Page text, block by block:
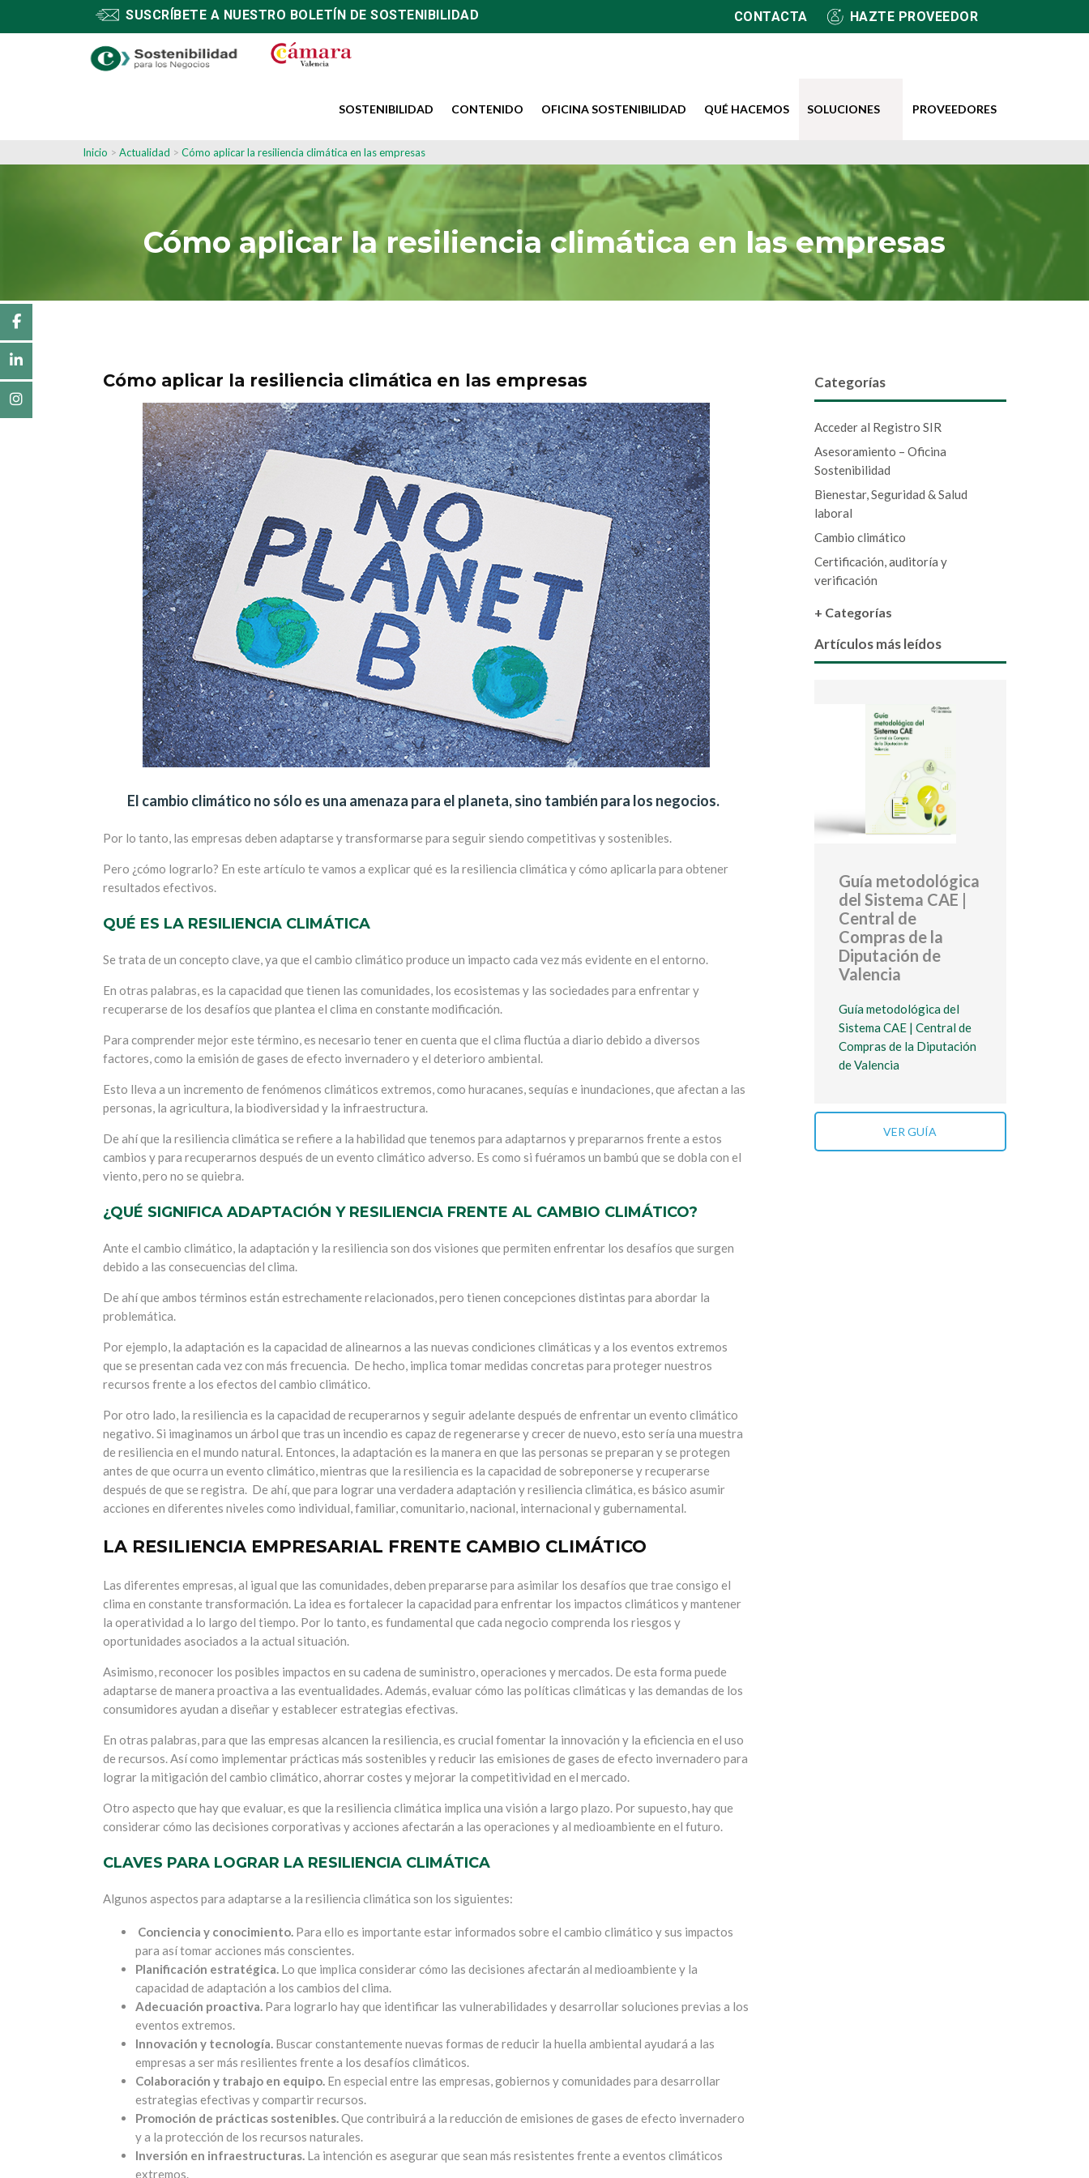
SUSCRÍBETE A NUESTRO BOLETÍN DE SOSTENIBILIDAD CONTACTA HAZTE PROVEEDOR
SOSTENIBILIDAD CONTENIDO OFICINA SOSTENIBILIDAD QUÉ HACEMOS SOLUCIONES PROVEEDORES
Inicio > Actualidad > Cómo aplicar la resiliencia climática en las empresas
Cómo aplicar la resiliencia climática en las empresas
Cómo aplicar la resiliencia climática en las empresas
El cambio climático no sólo es una amenaza para el planeta, sino también para los negocios.
Por lo tanto, las empresas deben adaptarse y transformarse para seguir siendo competitivas y sostenibles.
Pero ¿cómo lograrlo? En este artículo te vamos a explicar qué es la resiliencia climática y cómo aplicarla para obtener
resultados efectivos.
QUÉ ES LA RESILIENCIA CLIMÁTICA
Se trata de un concepto clave, ya que el cambio climático produce un impacto cada vez más evidente en el entorno.
En otras palabras, es la capacidad que tienen las comunidades, los ecosistemas y las sociedades para enfrentar y
recuperarse de los desafíos que plantea el clima en constante modificación.
Para comprender mejor este término, es necesario tener en cuenta que el clima fluctúa a diario debido a diversos
factores, como la emisión de gases de efecto invernadero y el deterioro ambiental.
Esto lleva a un incremento de fenómenos climáticos extremos, como huracanes, sequías e inundaciones, que afectan a las
personas, la agricultura, la biodiversidad y la infraestructura.
De ahí que la resiliencia climática se refiere a la habilidad que tenemos para adaptarnos y prepararnos frente a estos
cambios y para recuperarnos después de un evento climático adverso. Es como si fuéramos un bambú que se dobla con el
viento, pero no se quiebra.
¿QUÉ SIGNIFICA ADAPTACIÓN Y RESILIENCIA FRENTE AL CAMBIO CLIMÁTICO?
Ante el cambio climático, la adaptación y la resiliencia son dos visiones que permiten enfrentar los desafíos que surgen
debido a las consecuencias del clima.
De ahí que ambos términos están estrechamente relacionados, pero tienen concepciones distintas para abordar la
problemática.
Por ejemplo, la adaptación es la capacidad de alinearnos a las nuevas condiciones climáticas y a los eventos extremos
que se presentan cada vez con más frecuencia. De hecho, implica tomar medidas concretas para proteger nuestros
recursos frente a los efectos del cambio climático.
Por otro lado, la resiliencia es la capacidad de recuperarnos y seguir adelante después de enfrentar un evento climático
negativo.Si imaginamos un árbol que tras un incendio es capaz de regenerarse y crecer de nuevo, esto sería una muestra
de resiliencia en el mundo natural. Entonces, la adaptación es la manera en que las personas se preparan y se protegen
antes de que ocurra un evento climático, mientras que la resiliencia es la capacidad de sobreponerse y recuperarse
después de que se registra. De ahí, que para lograr una verdadera adaptación y resiliencia climática, es básico asumir
acciones en diferentes niveles como individual, familiar, comunitario, nacional, internacional y gubernamental.
LA RESILIENCIA EMPRESARIAL FRENTE CAMBIO CLIMÁTICO
Las diferentes empresas, al igual que las comunidades, deben prepararse para asimilar los desafíos que trae consigo el
clima en constante transformación. La idea es fortalecer la capacidad para enfrentar los impactos climáticos y mantener
la operatividad a lo largo del tiempo. Por lo tanto, es fundamental que cada negocio comprenda los riesgos y
oportunidades asociados a la actual situación.
Asimismo, reconocer los posibles impactos en su cadena de suministro, operaciones y mercados. De esta forma puede
adaptarse de manera proactiva a las eventualidades.Además, evaluar cómo las políticas climáticas y las demandas de los
consumidores ayudan a diseñar y establecer estrategias efectivas.
En otras palabras, para que las empresas alcancen la resiliencia, es crucial fomentar la innovación y la eficiencia en el uso
de recursos.Así como implementar prácticas más sostenibles y reducir las emisiones de gases de efecto invernadero para
lograr la mitigación del cambio climático, ahorrar costes y mejorar la competitividad en el mercado.
Otro aspecto que hay que evaluar, es que la resiliencia climática implica una visión a largo plazo. Por supuesto, hay que
considerar cómo las decisiones corporativas y acciones afectarán a las operaciones y al medioambiente en el futuro.
CLAVES PARA LOGRAR LA RESILIENCIA CLIMÁTICA
Algunos aspectos para adaptarse a la resiliencia climática son los siguientes:
Conciencia y conocimiento. Para ello es importante estar informados sobre el cambio climático y sus impactos
para así tomar acciones más conscientes.
Planificación estratégica. Lo que implica considerar cómo las decisiones afectarán al medioambiente y la
capacidad de adaptación a los cambios del clima.
Adecuación proactiva. Para lograrlo hay que identificar las vulnerabilidades y desarrollar soluciones previas a los
eventos extremos.
Innovación y tecnología. Buscar constantemente nuevas formas de reducir la huella ambiental ayudará a las
empresas a ser más resilientes frente a los desafíos climáticos.
Colaboración y trabajo en equipo. En especial entre las empresas, gobiernos y comunidades para desarrollar
estrategias efectivas y compartir recursos.
Promoción de prácticas sostenibles.Que contribuirá a la reducción de emisiones de gases de efecto invernadero
y a la protección de los recursos naturales.
Inversión en infraestructuras. La intención es asegurar que sean más resistentes frente a eventos climáticos
extremos.
Categorías
Acceder al Registro SIR
Asesoramiento – Oficina
Sostenibilidad
Bienestar, Seguridad & Salud
laboral
Cambio climático
Certificación, auditoría y
verificación
+ Categorías
Artículos más leídos
Guía metodológica
del Sistema CAE |
Central de
Compras de la
Diputación de
Valencia
Guía metodológica del
Sistema CAE | Central de
Compras de la Diputación
de Valencia
VER GUÍA